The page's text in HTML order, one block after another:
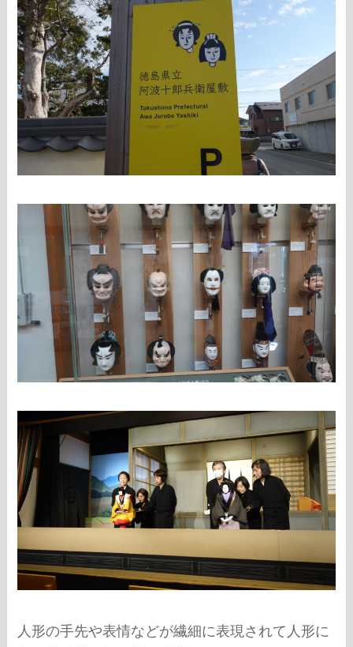
人形の手先や表情などが繊細に表現されて人形に